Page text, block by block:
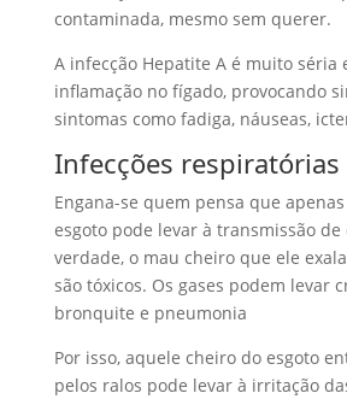
contaminada, mesmo sem querer.
A infecção Hepatite A é muito séria
inflamação no fígado, provocando
sintomas como fadiga, náuseas,
Infecções respiratórias
Engana-se quem pensa que
esgoto pode levar à transmissão de
verdade, o mau cheiro que ele
são tóxicos. Os gases podem levar
bronquite e pneumonia
Por isso, aquele cheiro do esgoto
pelos ralos pode levar à irritação